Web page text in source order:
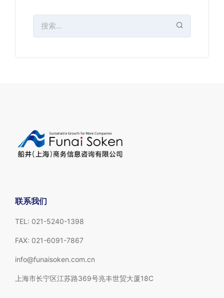
联系我们
TEL: 021-5240-1398
FAX: 021-6091-7867
info@funaisoken.com.cn
上海市长宁区江苏路369号兆丰世贸大厦18C